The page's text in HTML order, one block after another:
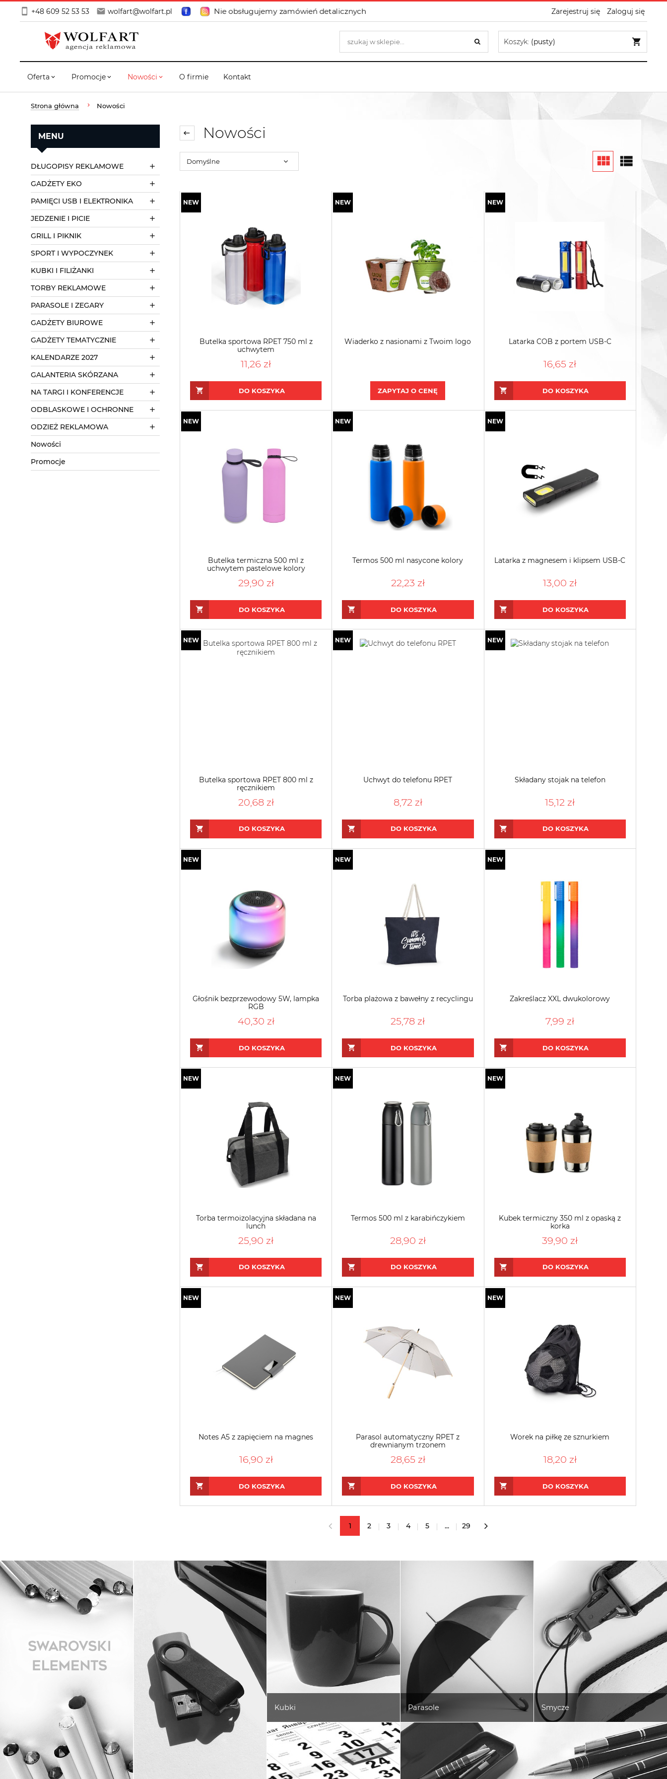
+48 609 52 53 53 wolfart@wolfart.pl Nie obsługujemy zamówień detalicznych Zarejestruj się Zaloguj się
Koszyk: (pusty)
Oferta Promocje Nowości O firmie Kontakt
Nowości
Strona główna
MENU
DŁUGOPISY REKLAMOWE
GADŻETY EKO
PAMIĘCI USB I ELEKTRONIKA
JEDZENIE I PICIE
GRILL I PIKNIK
SPORT I WYPOCZYNEK
KUBKI I FILIŻANKI
TORBY REKLAMOWE
PARASOLE I ZEGARY
GADŻETY BIUROWE
GADŻETY TEMATYCZNIE
KALENDARZE 2027
GALANTERIA SKÓRZANA
NA TARGI I KONFERENCJE
ODBLASKOWE I OCHRONNE
ODZIEŻ REKLAMOWA
Nowości
Promocje
Nowości
Butelka sportowa RPET 750 ml z
uchwytem
11,26 zł
DO KOSZYKA
Wiaderko z nasionami z Twoim logo
ZAPYTAJ O CENĘ
Latarka COB z portem USB-C
16,65 zł
DO KOSZYKA
Butelka termiczna 500 ml z
uchwytem pastelowe kolory
29,90 zł
DO KOSZYKA
Termos 500 ml nasycone kolory
22,23 zł
DO KOSZYKA
Latarka z magnesem i klipsem USB-C
13,00 zł
DO KOSZYKA
Butelka sportowa RPET 800 ml z
ręcznikiem
20,68 zł
DO KOSZYKA
Uchwyt do telefonu RPET
8,72 zł
DO KOSZYKA
Składany stojak na telefon
15,12 zł
DO KOSZYKA
Głośnik bezprzewodowy 5W, lampka
RGB
40,30 zł
DO KOSZYKA
Torba plażowa z bawełny z recyclingu
25,78 zł
DO KOSZYKA
Zakreślacz XXL dwukolorowy
7,99 zł
DO KOSZYKA
Torba termoizolacyjna składana na
lunch
25,90 zł
DO KOSZYKA
Termos 500 ml z karabińczykiem
28,90 zł
DO KOSZYKA
Kubek termiczny 350 ml z opaską z
korka
39,90 zł
DO KOSZYKA
Notes A5 z zapięciem na magnes
16,90 zł
DO KOSZYKA
Parasol automatyczny RPET z
drewnianym trzonem
28,65 zł
DO KOSZYKA
Worek na piłkę ze sznurkiem
18,20 zł
DO KOSZYKA
1 2 3 4 5 ... 29